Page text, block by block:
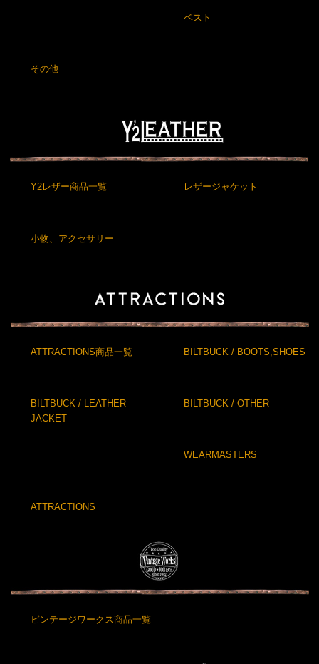
ベスト
その他
Y2レザー商品一覧 レザージャケット
小物、アクセサリー
ATTRACTIONS商品一覧 BILTBUCK / BOOTS,SHOES
BILTBUCK / LEATHER
JACKET
BILTBUCK / OTHER
WEARMASTERS
ATTRACTIONS
ビンテージワークス商品一覧